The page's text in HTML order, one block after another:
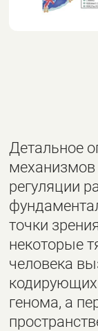
Детальное
регуляции
точки
некоторые
человека
кодирующих
генома, а